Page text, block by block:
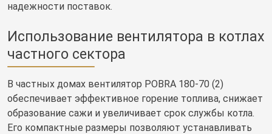
надежности поставок.
Использование вентилятора в котлах
частного сектора
В частных домах вентилятор POBRA 180-70 (2)
обеспечивает эффективное горение топлива, снижает
образование сажи и увеличивает срок службы котла.
Его компактные размеры позволяют устанавливать